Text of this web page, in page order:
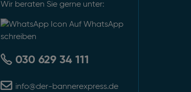
Wir beraten Sie gerne unter:
Auf WhatsApp
schreiben
030 629 34 111
info@der-bannerexpress.de